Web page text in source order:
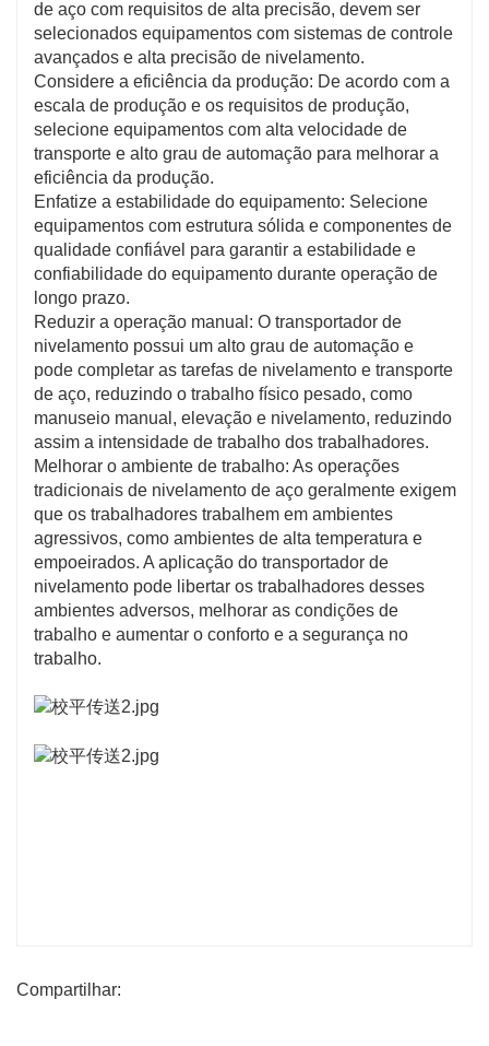
de aço com requisitos de alta precisão, devem ser
selecionados equipamentos com sistemas de controle
avançados e alta precisão de nivelamento.
Considere a eficiência da produção: De acordo com a
escala de produção e os requisitos de produção,
selecione equipamentos com alta velocidade de
transporte e alto grau de automação para melhorar a
eficiência da produção.
Enfatize a estabilidade do equipamento: Selecione
equipamentos com estrutura sólida e componentes de
qualidade confiável para garantir a estabilidade e
confiabilidade do equipamento durante operação de
longo prazo.
Reduzir a operação manual: O transportador de
nivelamento possui um alto grau de automação e
pode completar as tarefas de nivelamento e transporte
de aço, reduzindo o trabalho físico pesado, como
manuseio manual, elevação e nivelamento, reduzindo
assim a intensidade de trabalho dos trabalhadores.
Melhorar o ambiente de trabalho: As operações
tradicionais de nivelamento de aço geralmente exigem
que os trabalhadores trabalhem em ambientes
agressivos, como ambientes de alta temperatura e
empoeirados. A aplicação do transportador de
nivelamento pode libertar os trabalhadores desses
ambientes adversos, melhorar as condições de
trabalho e aumentar o conforto e a segurança no
trabalho.
Compartilhar: